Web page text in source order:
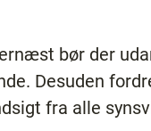
bør der
Desuden
fra alle